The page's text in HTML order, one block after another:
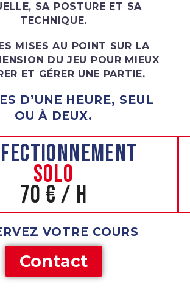
SA POSTURE ET SA
TECHNIQUE.
MISES AU POINT SUR LA
DU JEU POUR MIEUX
ET GÉRER UNE PARTIE.
D’UNE HEURE, SEUL
OU À DEUX.
SOLO
70 € / H
VOTRE COURS
Contact